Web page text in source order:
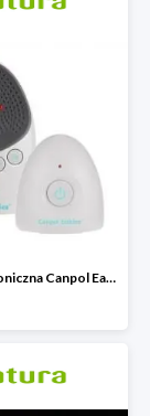
Niania Elektroniczna Canpol EasyStart